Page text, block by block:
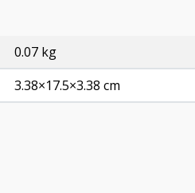
0.07 kg
3.38×17.5×3.38 cm